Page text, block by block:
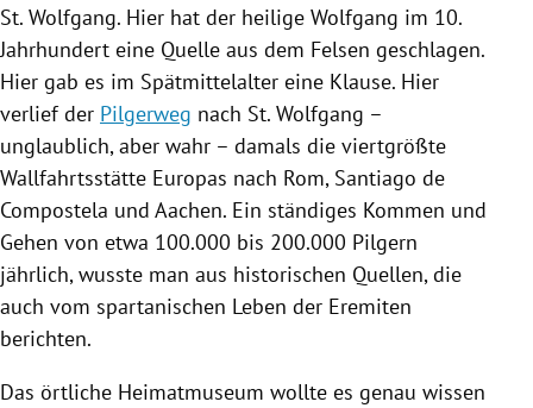
St. Wolfgang. Hier hat der heilige Wolfgang im 10.
Jahrhundert eine Quelle aus dem Felsen geschlagen.
Hier gab es im Spätmittelalter eine Klause. Hier
verlief der Pilgerweg nach St. Wolfgang –
unglaublich, aber wahr – damals die viertgrößte
Wallfahrtsstätte Europas nach Rom, Santiago de
Compostela und Aachen. Ein ständiges Kommen und
Gehen von etwa 100.000 bis 200.000 Pilgern
jährlich, wusste man aus historischen Quellen, die
auch vom spartanischen Leben der Eremiten
berichten.
Das örtliche Heimatmuseum wollte es genau wissen